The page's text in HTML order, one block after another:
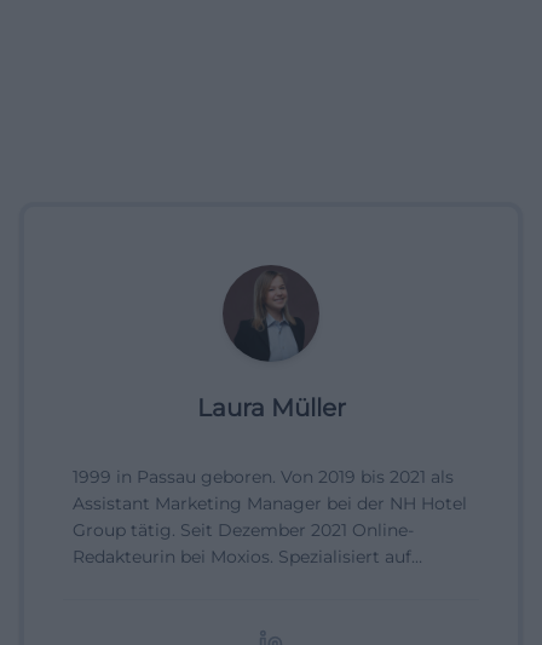
Laura Müller
1999 in Passau geboren. Von 2019 bis 2021 als
Assistant Marketing Manager bei der NH Hotel
Group tätig. Seit Dezember 2021 Online-
Redakteurin bei Moxios. Spezialisiert auf